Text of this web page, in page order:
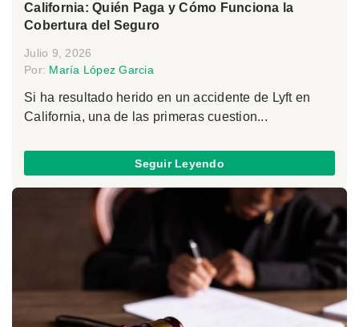
California: Quién Paga y Cómo Funciona la
Cobertura del Seguro
Julio 9, 2026
Por: María López Garcia
Si ha resultado herido en un accidente de Lyft en
California, una de las primeras cuestion...
Seguir Leyendo